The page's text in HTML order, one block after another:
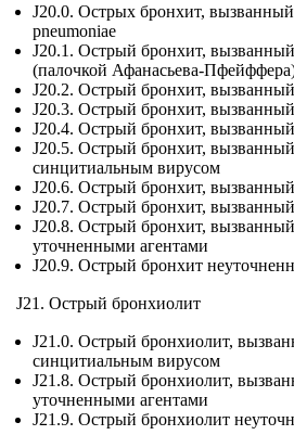
J20.0. Острых бронхит,
pneumoniae
J20.1. Острый бронхит,
(палочкой Афанасьева-
J20.2. Острый бронхит,
J20.3. Острый бронхит,
J20.4. Острый бронхит,
J20.5. Острый бронхит,
синцитиальным вирусом
J20.6. Острый бронхит,
J20.7. Острый бронхит,
J20.8. Острый бронхит,
уточненными агентами
J20.9. Острый бронхит
J21. Острый бронхиолит
J21.0. Острый бронхиолит,
синцитиальным вирусом
J21.8. Острый бронхиолит,
уточненными агентами
J21.9. Острый бронхиолит